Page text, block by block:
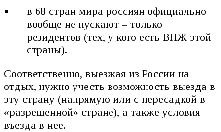
в 68 стран мира россиян официально
вообще не пускают – только
резидентов (тех, у кого есть ВНЖ этой
страны).
Соответственно, выезжая из России на
отдых, нужно учесть возможность выезда в
эту страну (напрямую или с пересадкой в
«разрешенной» стране), а также условия
въезда в нее.